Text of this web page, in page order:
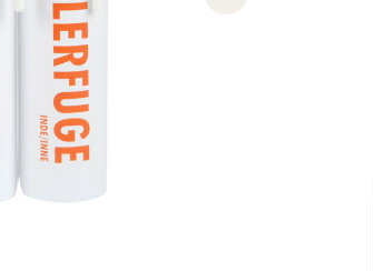
Next slide